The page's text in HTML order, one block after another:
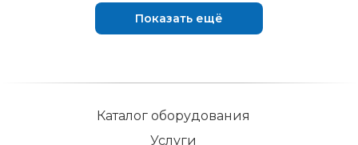
Показать ещё
Каталог оборудования
Услуги